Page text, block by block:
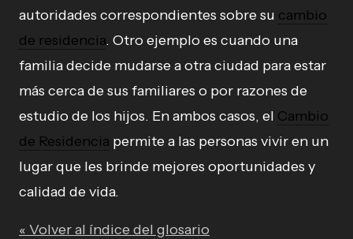
autoridades correspondientes sobre su cambio
de residencia. Otro ejemplo es cuando una
familia decide mudarse a otra ciudad para estar
más cerca de sus familiares o por razones de
estudio de los hijos. En ambos casos, el Cambio
de Residencia permite a las personas vivir en un
lugar que les brinde mejores oportunidades y
calidad de vida.
« Volver al índice del glosario